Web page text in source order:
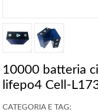
10000 batteria
lifepo4 Cell-
CATEGORIA E TAG: